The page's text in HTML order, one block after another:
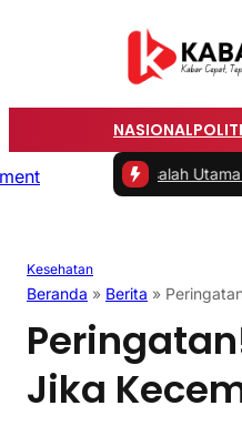
NASIONAL
#2 -Masalah Utama
Kesehatan
Beranda » Berita »
Jika